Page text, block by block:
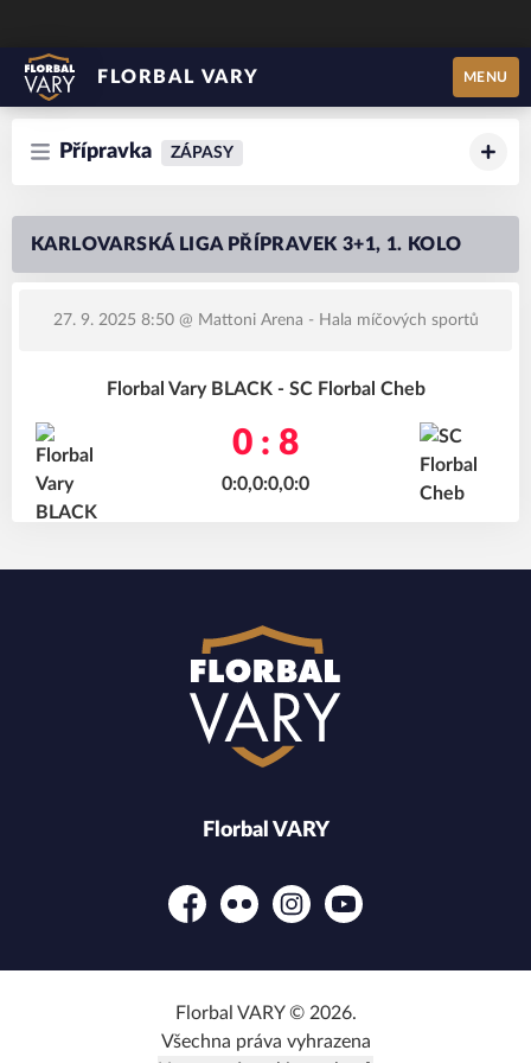
FLORBAL VARY MENU
Přípravka ZÁPASY
KARLOVARSKÁ LIGA PŘÍPRAVEK 3+1, 1. KOLO
27. 9. 2025 8:50@ Mattoni Arena - Hala míčových sportů
Florbal Vary BLACK - SC Florbal Cheb
0 : 8
0:0,0:0,0:0
Florbal VARY
FacebookFlickr InstagramYouTube
Florbal VARY © 2026.
Všechna práva vyhrazena